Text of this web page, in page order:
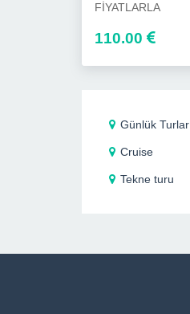
FİYATLARLA
110.00
Günlük Turlar
Cruise
Tekne turu